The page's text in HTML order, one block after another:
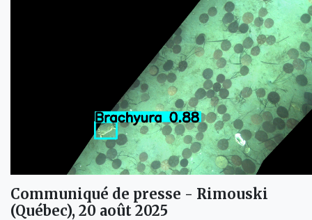
Communiqué de presse - Rimouski
(Québec), 20 août 2025